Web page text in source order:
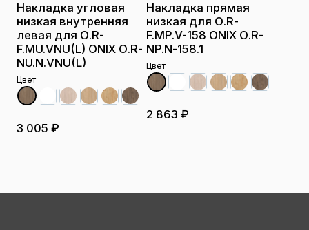
Накладка угловая
низкая внутренняя
левая для О.R-
F.MU.VNU(L) ONIX О.R-
NU.N.VNU(L)
Цвет
3 005 ₽
Накладка прямая
низкая для О.R-
F.MP.V-158 ONIX О.R-
NP.N-158.1
Цвет
2 863 ₽